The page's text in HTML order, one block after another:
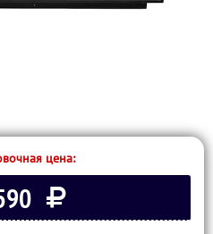
цена: